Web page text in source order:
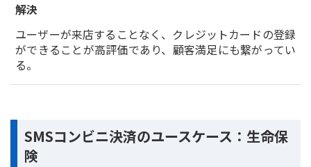
解決
ユーザーが来店することなく、クレジットカードの登録
ができることが高評価であり、顧客満足にも繋がってい
る。
SMSコンビニ決済のユースケース：生命保
険